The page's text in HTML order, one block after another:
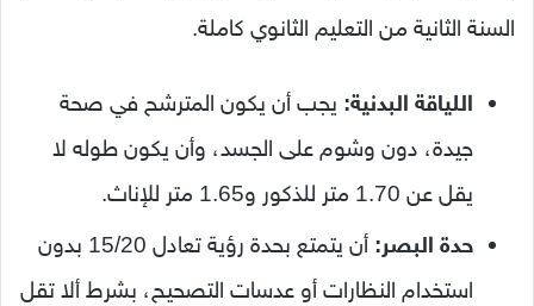
السنة الثانية من التعليم الثانوي كاملة.
اللياقة البدنية: يجب أن يكون المترشح في صحة
جيدة، دون وشوم على الجسد، وأن يكون طوله لا
يقل عن 1.70 متر للذكور و1.65 متر للإناث.
حدة البصر:
أن يتمتع بحدة رؤية تعادل 15/20 بدون
استخدام النظارات أو عدسات التصحيح، بشرط ألا تقل